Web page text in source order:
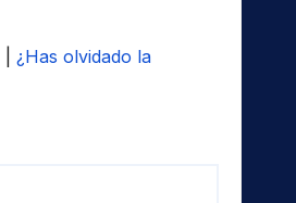
¿Has olvidado la